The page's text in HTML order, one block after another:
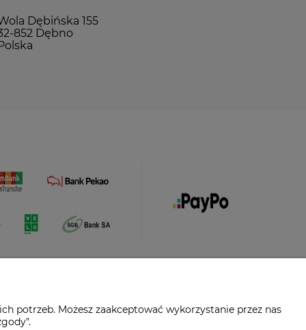
Dębińska 155
852 Dębno
potrzeb. Możesz zaakceptować wykorzystanie przez nas